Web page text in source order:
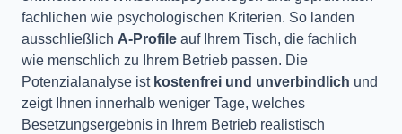
fachlichen wie psychologischen Kriterien. So landen
ausschließlich A-Profile auf Ihrem Tisch, die fachlich
wie menschlich zu Ihrem Betrieb passen. Die
Potenzialanalyse ist kostenfrei und unverbindlich und
zeigt Ihnen innerhalb weniger Tage, welches
Besetzungsergebnis in Ihrem Betrieb realistisch